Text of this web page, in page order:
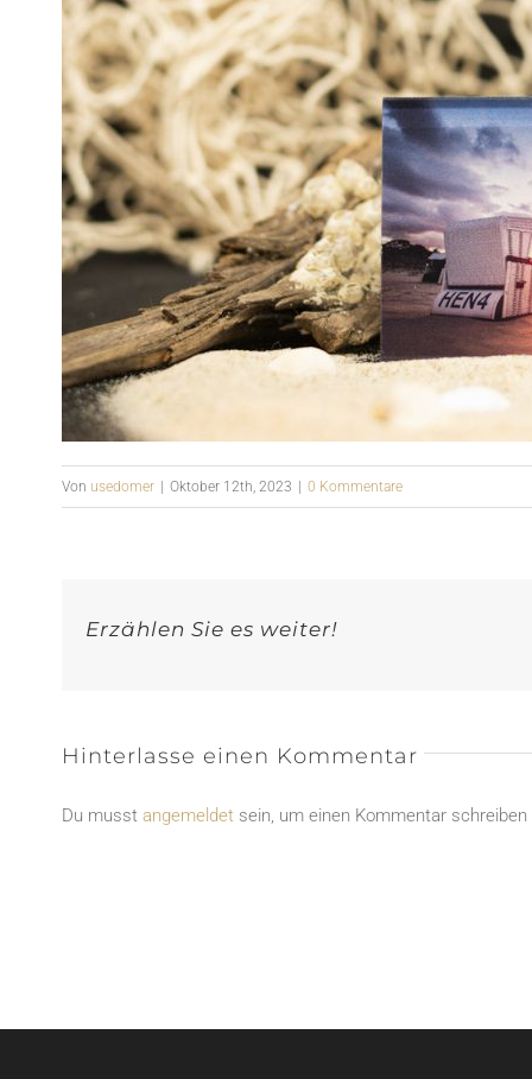
Von usedomer Oktober 12th, 2023 0 Kommentare
Erzählen Sie es weiter!
Hinterlasse einen Kommentar
Du musst angemeldet sein, um einen Kommentar schreiben